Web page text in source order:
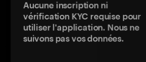
Aucune inscription ni
vérification KYC requise pour
utiliser l'application. Nous ne
suivons pas vos données.